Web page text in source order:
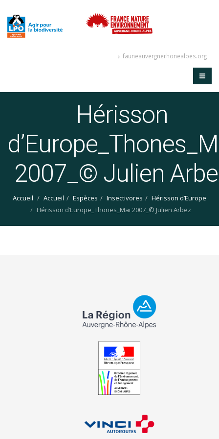
fauneauvergnerhonealpes.org
Hérisson
2007_© Julien
Accueil Accueil Espèces Insectivores
Hérisson d’Europe
Hérisson d’Europe_Thones_Mai 2007_© Julien Arbez